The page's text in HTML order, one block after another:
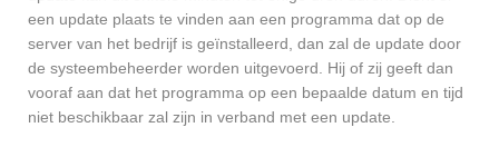
een update plaats te vinden aan een programma dat op de
server van het bedrijf is geïnstalleerd, dan zal de update door
de systeembeheerder worden uitgevoerd. Hij of zij geeft dan
vooraf aan dat het programma op een bepaalde datum en tijd
niet beschikbaar zal zijn in verband met een update.